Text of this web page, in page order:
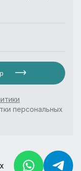
персональных